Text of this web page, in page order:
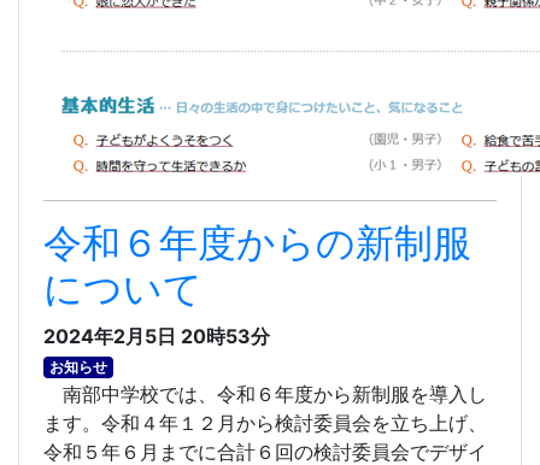
令和６年度からの新制服
について
2024年2月5日 20時53分
お知らせ
南部中学校では、令和６年度から新制服を導入し
ます。令和４年１２月から検討委員会を立ち上げ、
令和５年６月までに合計６回の検討委員会でデザイ